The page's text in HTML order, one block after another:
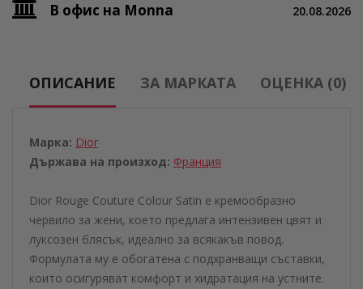
В офис на Monna 20.08.2026
ОПИСАНИЕ ЗА МАРКАТА ОЦЕНКА (0)
Марка: Dior
Държава на произход: Франция
Dior Rouge Couture Colour Satin е кремообразно
червило за жени, което предлага интензивен цвят и
луксозен блясък, идеално за всякакъв повод.
Формулата му е обогатена с подхранващи съставки,
които осигуряват комфорт и хидратация на устните.